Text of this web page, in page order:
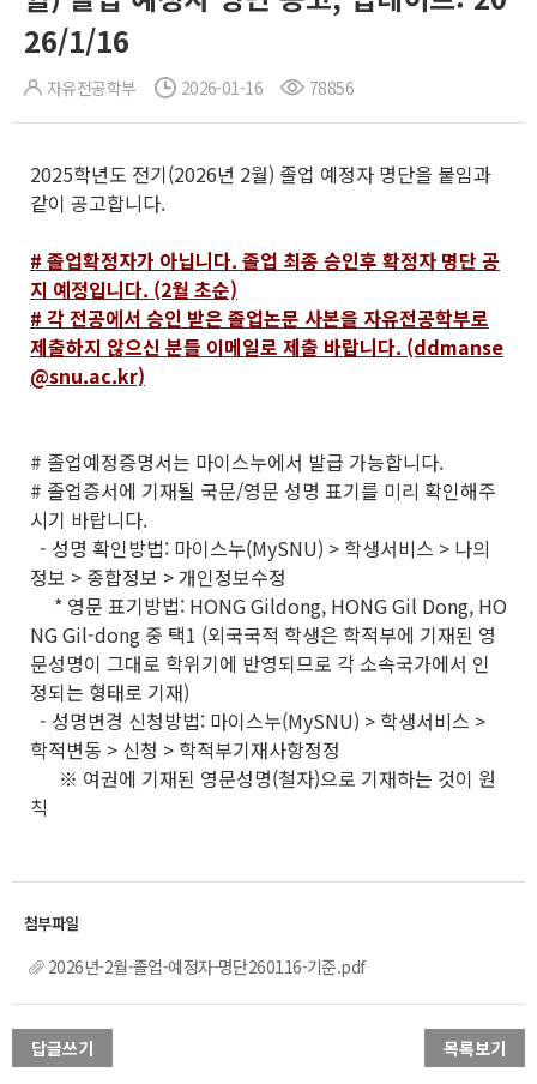
26/1/16
자유전공학부 2026-01-16 78856
2025학년도 전기(2026년 2월) 졸업 예정자 명단을 붙임과
같이 공고합니다.
# 졸업확정자가 아닙니다. 졸업 최종 승인후 확정자 명단 공
지 예정입니다. (2월 초순)
# 각 전공에서 승인 받은 졸업논문 사본을 자유전공학부로
제출하지 않으신 분들 이메일로 제출 바랍니다. (ddmanse
@snu.ac.kr)
# 졸업예정증명서는 마이스누에서 발급 가능합니다.
# 졸업증서에 기재될 국문/영문 성명 표기를 미리 확인해주
시기 바랍니다.
- 성명 확인방법: 마이스누(MySNU) > 학생서비스 > 나의
정보 > 종합정보 > 개인정보수정
* 영문 표기방법: HONG Gildong, HONG Gil Dong, HO
NG Gil-dong 중 택1 (외국국적 학생은 학적부에 기재된 영
문성명이 그대로 학위기에 반영되므로 각 소속국가에서 인
정되는 형태로 기재)
- 성명변경 신청방법: 마이스누(MySNU) > 학생서비스 >
학적변동 > 신청 > 학적부기재사항정정
※ 여권에 기재된 영문성명(철자)으로 기재하는 것이 원
칙
2026년-2월-졸업-예정자-명단260116-기준.pdf
답글쓰기 목록보기